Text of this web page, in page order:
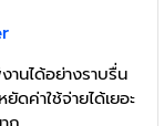
นได้อย่างราบรื่น
ค่าใช้จ่ายได้เยอะ